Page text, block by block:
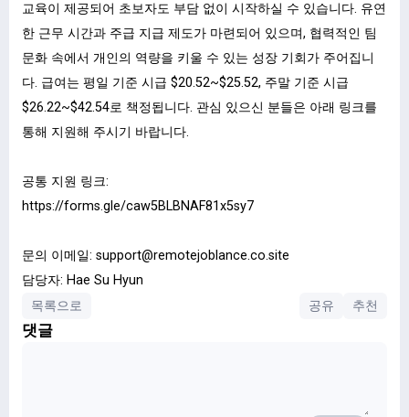
교육이 제공되어 초보자도 부담 없이 시작하실 수 있습니다. 유연
한 근무 시간과 주급 지급 제도가 마련되어 있으며, 협력적인 팀
문화 속에서 개인의 역량을 키울 수 있는 성장 기회가 주어집니
다. 급여는 평일 기준 시급 $20.52~$25.52, 주말 기준 시급
$26.22~$42.54로 책정됩니다. 관심 있으신 분들은 아래 링크를
통해 지원해 주시기 바랍니다.
공통 지원 링크:
https://forms.gle/caw5BLBNAF81x5sy7
문의 이메일: support@remotejoblance.co.site
담당자: Hae Su Hyun
목록으로
공유 추천
댓글